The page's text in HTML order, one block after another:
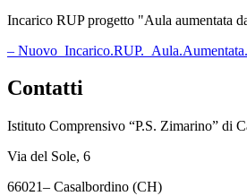
Incarico RUP progetto "Aula aumentata
–
Contatti
Istituto Comprensivo “P.S. Zimarino” di
Via del Sole, 6
66021– Casalbordino (CH)